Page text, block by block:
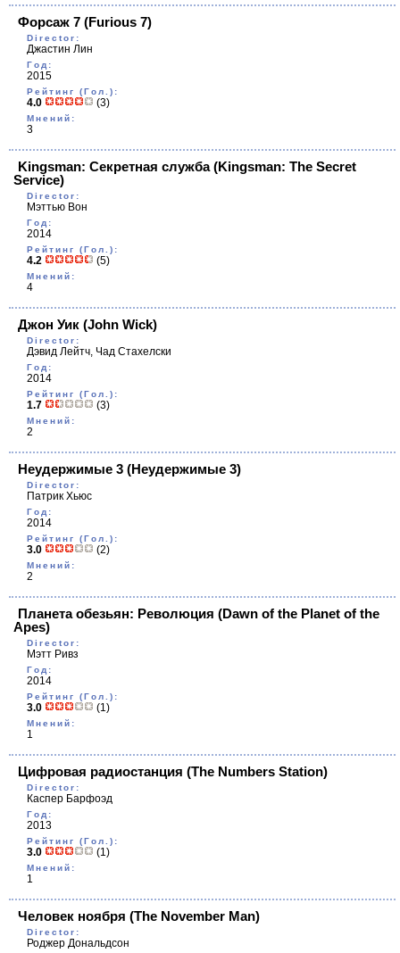
Форсаж 7 (Furious 7)
Director:
Джастин Лин
Год:
2015
Рейтинг (Гол.):
4.0 (3)
Мнений:
3
Kingsman: Секретная служба(Kingsman: The Secret
Service)
Director:
Мэттью Вон
Год:
2014
Рейтинг (Гол.):
4.2 (5)
Мнений:
4
Джон Уик (John Wick)
Director:
Дэвид Лейтч, Чад Стахелски
Год:
2014
Рейтинг (Гол.):
1.7 (3)
Мнений:
2
Неудержимые 3 (Неудержимые 3)
Director:
Патрик Хьюс
Год:
2014
Рейтинг (Гол.):
3.0 (2)
Мнений:
2
Планета обезьян: Революция (Dawn of the Planet of the
Apes)
Director:
Мэтт Ривз
Год:
2014
Рейтинг (Гол.):
3.0 (1)
Мнений:
1
Цифровая радиостанция (The Numbers Station)
Director:
Каспер Барфоэд
Год:
2013
Рейтинг (Гол.):
3.0 (1)
Мнений:
1
Человек ноября (The November Man)
Director:
Роджер Дональдсон